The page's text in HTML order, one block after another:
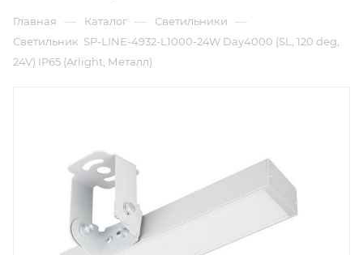
Главная — Каталог — Светильники —
Светильник SP-LINE-4932-L1000-24W Day4000 (SL, 120 deg,
24V) IP65 (Arlight, Металл)